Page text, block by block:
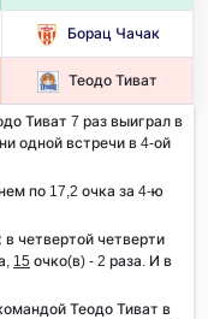
Борац Чачак
Теодо Тиват
Тиват 7 раз выиграл в
одной встречи в 4-ой
по 17,2 очка за 4-ю
четвертой четверти
15 очко(в) - 2 раза. И в
Теодо Тиват в